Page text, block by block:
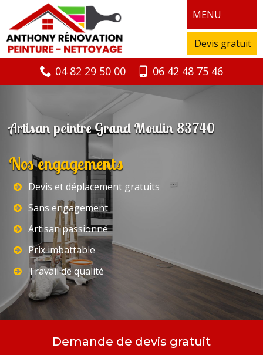
MENU
Devis gratuit
04 82 29 50 00 06 42 48 75 46
Artisan peintre Grand Moulin 83740
Nos engagements
Devis et déplacement gratuits
Sans engagement
Artisan passionné
Prix imbattable
Travail de qualité
Demande de devis gratuit